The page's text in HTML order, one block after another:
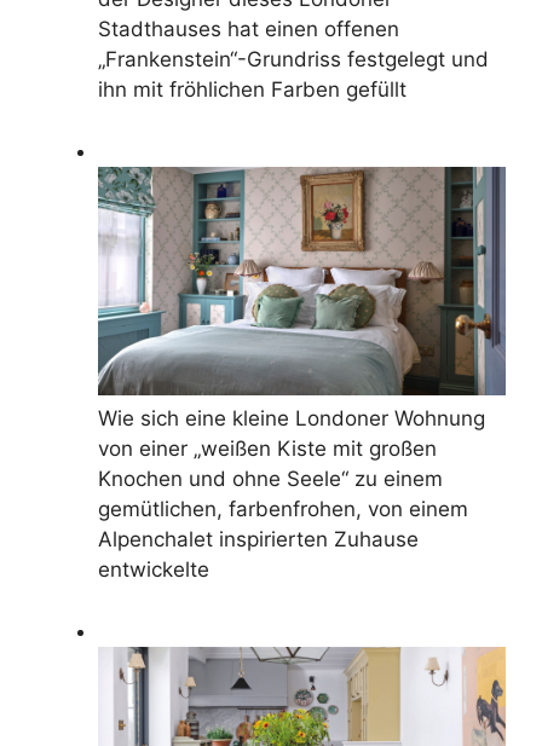
Stadthauses hat einen offenen
„Frankenstein“-Grundriss festgelegt und
ihn mit fröhlichen Farben gefüllt
Wie sich eine kleine Londoner Wohnung
von einer „weißen Kiste mit großen
Knochen und ohne Seele“ zu einem
gemütlichen, farbenfrohen, von einem
Alpenchalet inspirierten Zuhause
entwickelte